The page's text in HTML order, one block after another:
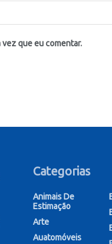
vez que eu comentar.
Categorias
Animais De
Estimação
Arte
Auatomóveis